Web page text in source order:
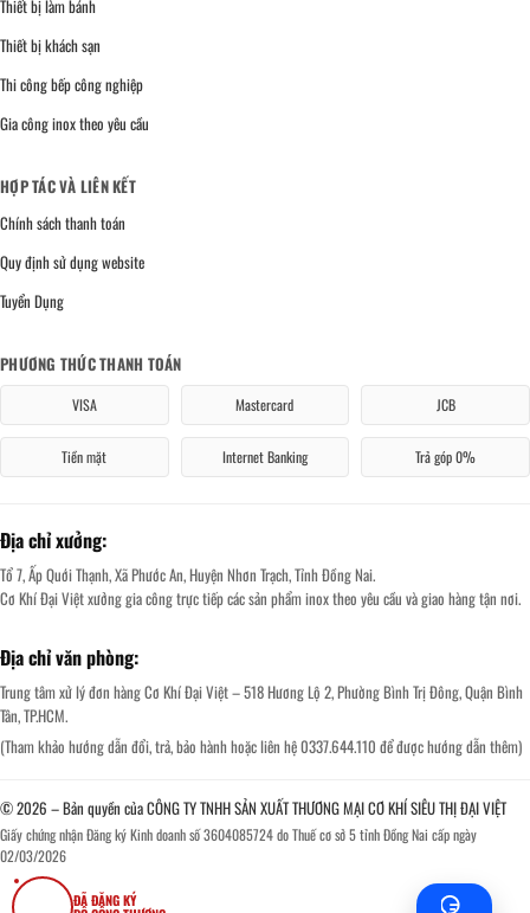
Thiết bị làm bánh
Thiết bị khách sạn
Thi công bếp công nghiệp
Gia công inox theo yêu cầu
HỢP TÁC VÀ LIÊN KẾT
Chính sách thanh toán
Quy định sử dụng website
Tuyển Dụng
PHƯƠNG THỨC THANH TOÁN
VISA Mastercard JCB
Tiền mặt Internet Banking Trả góp 0%
Địa chỉ xưởng:
Tổ 7, Ấp Quới Thạnh, Xã Phước An, Huyện Nhơn Trạch, Tỉnh Đồng Nai.
Cơ Khí Đại Việt xưởng gia công trực tiếp các sản phẩm inox theo yêu cầu và giao hàng tận nơi.
Địa chỉ văn phòng:
Trung tâm xử lý đơn hàng Cơ Khí Đại Việt – 518 Hương Lộ 2, Phường Bình Trị Đông, Quận Bình
Tân, TP.HCM.
(Tham khảo hướng dẫn đổi, trả, bảo hành hoặc liên hệ 0337.644.110 để được hướng dẫn thêm)
© 2026 – Bản quyền của CÔNG TY TNHH SẢN XUẤT THƯƠNG MẠI CƠ KHÍ SIÊU THỊ ĐẠI VIỆT
Giấy chứng nhận Đăng ký Kinh doanh số 3604085724 do Thuế cơ sở 5 tỉnh Đồng Nai cấp ngày
02/03/2026
ĐÃ ĐĂNG KÝ